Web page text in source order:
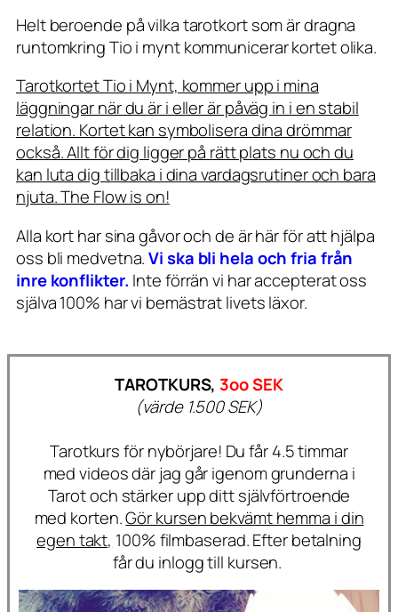
Helt beroende på vilka tarotkort som är dragna
runtomkring Tio i mynt kommunicerar kortet olika.
Tarotkortet Tio i Mynt, kommer upp i mina
läggningar när du är i eller är påväg in i en stabil
relation. Kortet kan symbolisera dina drömmar
också. Allt för dig ligger på rätt plats nu och du
kan luta dig tillbaka i dina vardagsrutiner och bara
njuta. The Flow is on!
Alla kort har sina gåvor och de är här för att hjälpa
oss bli medvetna.Vi ska bli hela och fria från
inre konflikter. Inte förrän vi har accepterat oss
själva 100% har vi bemästrat livets läxor.
TAROTKURS,3oo SEK
(värde 1.500 SEK)
Tarotkurs för nybörjare! Du får 4.5 timmar
med videos där jag går igenom grunderna i
Tarot och stärker upp ditt självförtroende
med korten.Gör kursen bekvämt hemma i din
egen takt, 100% filmbaserad. Efter betalning
får du inlogg till kursen.